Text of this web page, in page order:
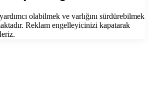
olabilmek ve varlığını sürdürebilmek
Reklam engelleyicinizi kapatarak